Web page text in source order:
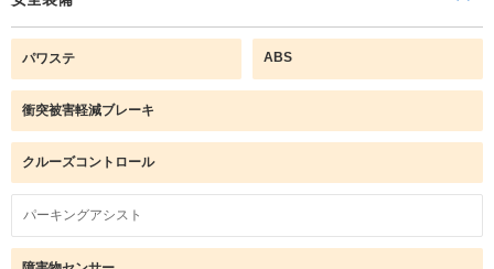
パワステ ABS
衝突被害軽減ブレーキ
クルーズコントロール
パーキングアシスト